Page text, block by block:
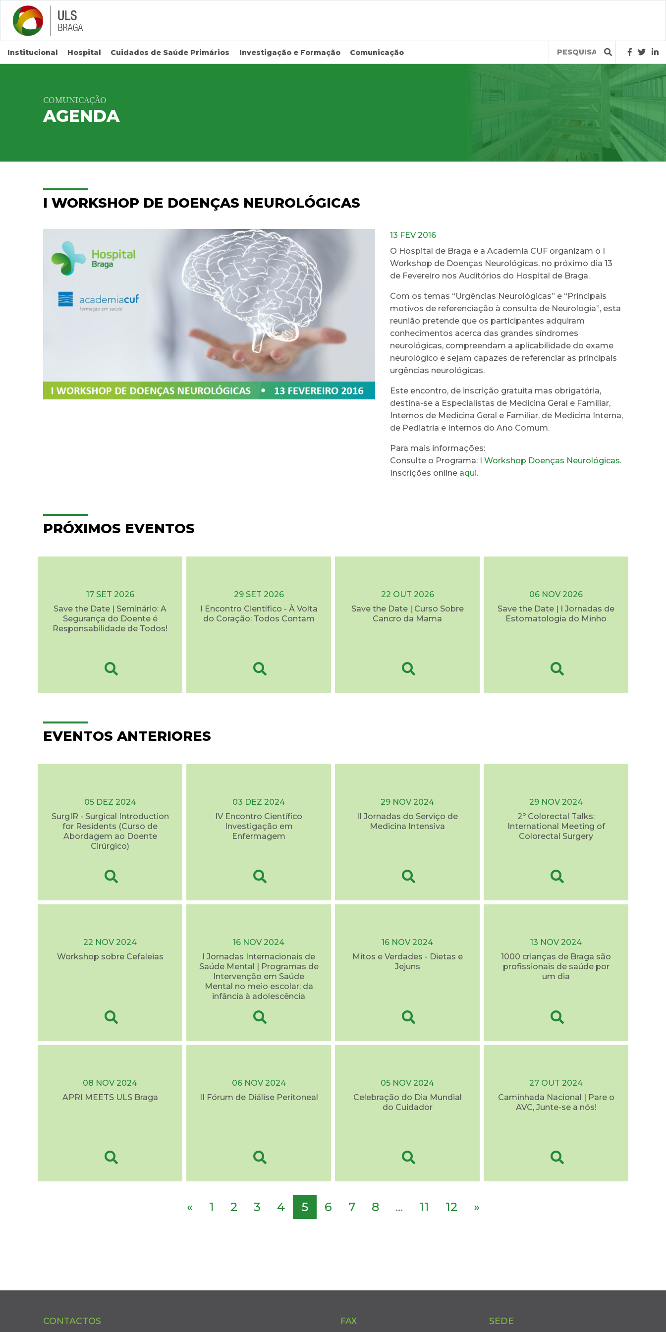
Saltar para conteúdo principal
Institucional Hospital Cuidados de Saúde Primários Investigação e Formação Comunicação
Query
COMUNICAÇÃO
AGENDA
I WORKSHOP DE DOENÇAS NEUROLÓGICAS
13 FEV 2016
O Hospital de Braga e a Academia CUF organizam o I
Workshop de Doenças Neurológicas, no próximo dia 13
de Fevereiro nos Auditórios do Hospital de Braga.
Com os temas “Urgências Neurológicas” e “Principais
motivos de referenciação à consulta de Neurologia”, esta
reunião pretende que os participantes adquiram
conhecimentos acerca das grandes síndromes
neurológicas, compreendam a aplicabilidade do exame
neurológico e sejam capazes de referenciar as principais
urgências neurológicas.
Este encontro, de inscrição gratuita mas obrigatória,
destina-se a Especialistas de Medicina Geral e Familiar,
Internos de Medicina Geral e Familiar, de Medicina Interna,
de Pediatria e Internos do Ano Comum.
Para mais informações:
Consulte o Programa: I Workshop Doenças Neurológicas.
Inscrições online aqui.
PRÓXIMOS EVENTOS
17 SET 2026
Save the Date | Seminário: A
Segurança do Doente é
Responsabilidade de Todos!
29 SET 2026
I Encontro Científico - À Volta
do Coração: Todos Contam
22 OUT 2026
Save the Date | Curso Sobre
Cancro da Mama
06 NOV 2026
Save the Date | I Jornadas de
Estomatologia do Minho
EVENTOS ANTERIORES
05 DEZ 2024
SurgIR - Surgical Introduction
for Residents (Curso de
Abordagem ao Doente
Cirúrgico)
03 DEZ 2024
IV Encontro Científico
Investigação em
Enfermagem
29 NOV 2024
II Jornadas do Serviço de
Medicina Intensiva
29 NOV 2024
2º Colorectal Talks:
International Meeting of
Colorectal Surgery
22 NOV 2024
Workshop sobre Cefaleias
16 NOV 2024
I Jornadas Internacionais de
Saúde Mental | Programas de
Intervenção em Saúde
Mental no meio escolar: da
infância à adolescência
16 NOV 2024
Mitos e Verdades - Dietas e
Jejuns
13 NOV 2024
1000 crianças de Braga são
profissionais de saúde por
um dia
08 NOV 2024
APRI MEETS ULS Braga
06 NOV 2024
II Fórum de Diálise Peritoneal
05 NOV 2024
Celebração do Dia Mundial
do Cuidador
27 OUT 2024
Caminhada Nacional | Pare o
AVC, Junte-se a nós!
« 1 2 3 4 5 6 7 8 ... 11 12 »
CONTACTOS FAX SEDE